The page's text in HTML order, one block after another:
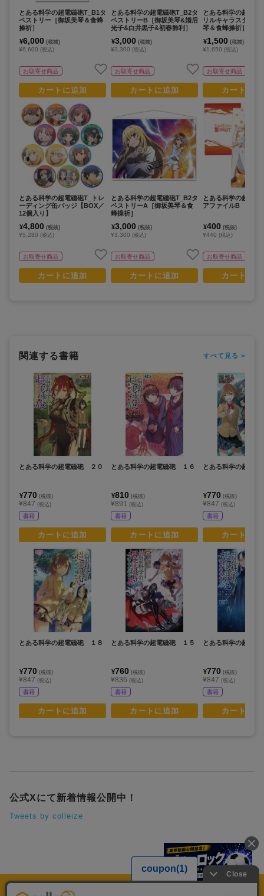
とある科学の超電磁砲T_B1タ
ペストリー［御坂美琴＆食蜂
操祈］
¥6,000 (税抜)
¥6,600 (税込)
お取寄せ商品
カートに追加
とある科学の超電磁砲T_トレ
ーディング缶バッジ【BOX／
12個入り】
¥4,800 (税抜)
¥5,280 (税込)
お取寄せ商品
カートに追加
とある科学の超電磁砲T_B2タ
ペストリーB［御坂美琴&婚后
光子&白井黒子&初春飾利］
¥3,000 (税抜)
¥3,300 (税込)
お取寄せ商品
カートに追加
とある科学の超電磁砲T_B2タ
ペストリーA［御坂美琴＆食
蜂操祈］
¥3,000 (税抜)
¥3,300 (税込)
お取寄せ商品
カートに追加
とある科学の超電磁
リルキャラスタンド
琴＆食蜂操祈］
¥1,500 (税抜)
¥1,650 (税込)
お取寄せ商品
カートに
とある科学の超電磁
アファイルB
¥400 (税抜)
¥440 (税込)
お取寄せ商品
カートに
関連する書籍 すべて見る >
とある科学の超電磁砲 ２０
¥770 (税抜)
¥847 (税込)
書籍
カートに追加
とある科学の超電磁砲 １８
¥770 (税抜)
¥847 (税込)
書籍
カートに追加
とある科学の超電磁砲 １６
¥810 (税抜)
¥891 (税込)
書籍
カートに追加
とある科学の超電磁砲 １５
¥760 (税抜)
¥836 (税込)
書籍
カートに追加
とある科学の超電
¥770 (税抜)
¥847 (税込)
書籍
カートに
とある科学の超電
¥770 (税抜)
¥847 (税込)
書籍
カートに
公式Xにて新着情報公開中！
Tweets by colleize